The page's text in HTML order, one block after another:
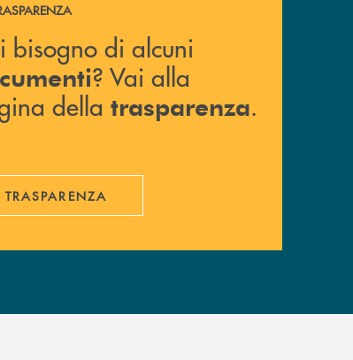
bisogno di alcuni documenti ? Vai alla pagina della
bisogno di alcuni
? Vai alla
della trasparenza.
TRASPARENZA